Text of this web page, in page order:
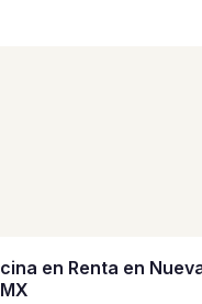
en Renta en